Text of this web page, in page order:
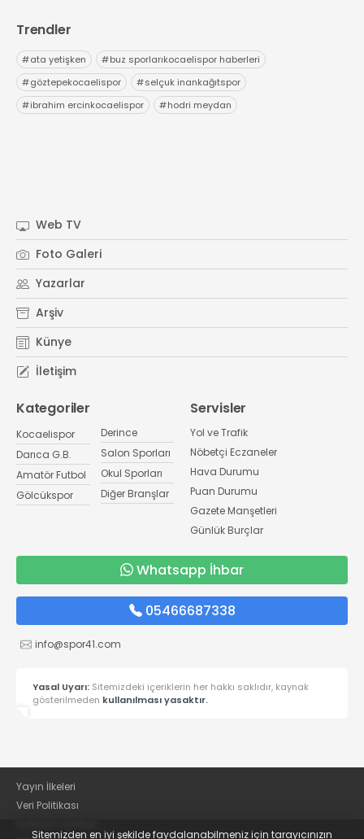
Trendler
#ata yetişken #buz sporlarıkocaelispor haberleri
#göztepekocaelispor #selçuk inankağıtspor
#ibrahim ercinkocaelispor #hodri meydan
Web TV
Foto Galeri
Yazarlar
Arşiv
Künye
İletişim
Kategoriler
Kocaelispor
Darıca G.B.
Amatör Futbol
Gölcükspor
Derince
Salon Sporları
Okul Sporları
Diğer Branşlar
Servisler
Yol ve Trafik
Nöbetçi Eczaneler
Hava Durumu
Puan Durumu
Gazete Manşetleri
Günlük Burçlar
Whatsapp İhbar
05466687338
info@spor41.com
Yasal Uyarı: Sitemizdeki içeriklerin her hakkı saklıdır, kaynak
gösterilmeden kullanılması yasaktır.
Yayın İlkeleri
Veri Politikası
Sitemizden en iyi şekilde faydalanabilmeniz için tarayıcınızın